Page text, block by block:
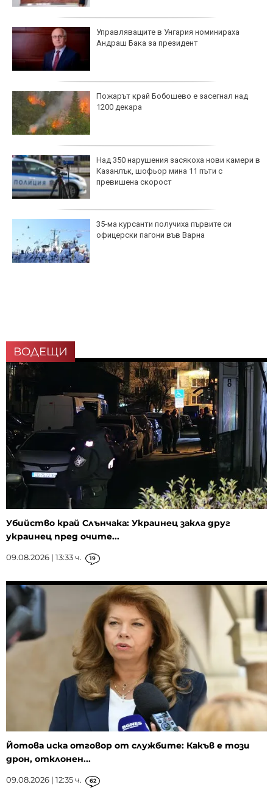
Управляващите в Унгария номинираха
Андраш Бака за президент
Пожарът край Бобошево е засегнал над
1200 декара
Над 350 нарушения засякоха нови камери в
Казанлък, шофьор мина 11 пъти с
превишена скорост
35-ма курсанти получиха първите си
офицерски пагони във Варна
ВОДЕЩИ
Убийство край Слънчака: Украинец закла друг
украинец пред очите...
09.08.2026 | 13:33 ч. 19
Йотова иска отговор от службите: Какъв е този
дрон, отклонен...
09.08.2026 | 12:35 ч. 62